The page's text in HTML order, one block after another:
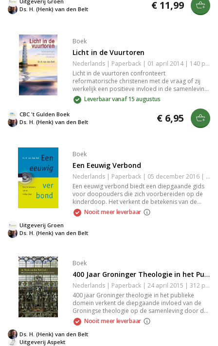
in dit inspirerende werk.
Ds. H. (Henk) van den Belt € 11,99
Boek
Licht in de Vuurtoren
Nederlands | Paperback | 01 april 2014 | 140 pagina's | 9789033614873
Licht in de vuurtoren confronteert
reformatorische christenen met de vraag of zij
werkelijk een positieve invloed in de samenleving
hebben. Dit werk van Dr. H. van den Belt
onderzoekt de krachtige rol van geloof en
reflectie binnen een seculiere wereld en inspireert
tot zelfonderzoek.
Leverbaar vanaf 15 augustus
Ds. H. (Henk) van den Belt
CBC 't Gulden Boek € 6,95
Boek
Een Eeuwig Verbond
Nederlands | Paperback | 05 december 2016 | 72 pagina's | 9789088971723
Een eeuwig verbond biedt een diepgaande gids
voor doopouders die zich voorbereiden op de
kinderdoop. Het verkent de betekenis van de
heilige doop en de belofte van christelijke
opvoeding. Met acht meditaties bereid je je
de verantwoordelijkheden als doopouder
Nooit meer leverbaar
Ds. H. (Henk) van den Belt
Uitgeverij Groen
Boek
400 Jaar Groninger Theologie in het Publieke Domein
Nederlands | Paperback | 24 april 2015 | 312 pagina's | 9789461537096
400 jaar Groninger theologie in het publieke
domein verkent de diepgaande invloed van de
Groningse theologie op de samenleving door de
eeuwen heen. Het boek behandelt thema’s zoals
de interactie tussen kerk en overheid, de
verbinding van filosofie met theologie, en de
Nooit meer leverbaar
Uitgeverij Aspekt
Ds. H. (Henk) van den Belt